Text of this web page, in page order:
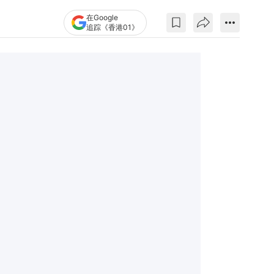
在Google
追踪《香港01》